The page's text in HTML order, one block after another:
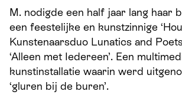
M. nodigde een half jaar lang haar
een feestelijke en kunstzinnige
Kunstenaarsduo Lunatics and
‘Alleen met Iedereen’. Een
kunstinstallatie waarin werd
‘gluren bij de buren’.